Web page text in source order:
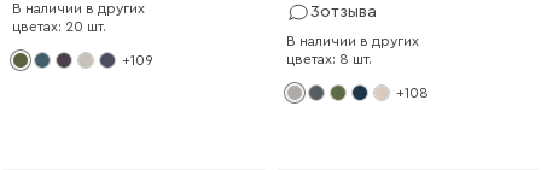
В наличии в других
цветах: 20 шт.
+109
3отзыва
В наличии в других
цветах: 8 шт.
+108